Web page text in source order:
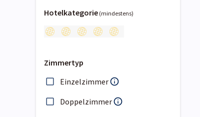
Hotelkategorie (mindestens)
Zimmertyp
Einzelzimmer
Doppelzimmer